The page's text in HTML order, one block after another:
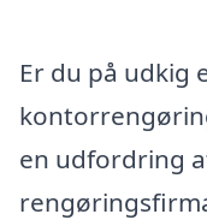
Er du på udkig
en udfordring